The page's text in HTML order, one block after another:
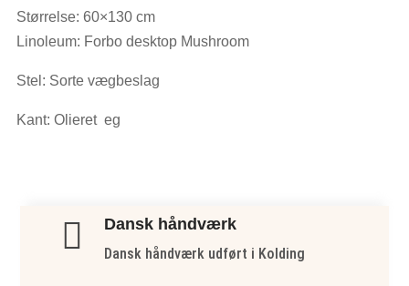
3.937,00kr..
Størrelse: 60×130 cm
Linoleum: Forbo desktop Mushroom
Stel: Sorte vægbeslag
Kant: Olieret eg
 Dansk håndværk
Dansk håndværk udført i Kolding